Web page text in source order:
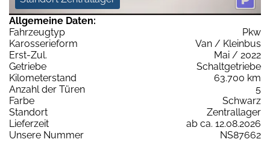
Allgemeine Daten:
Fahrzeugtyp
Pkw
Karosserieform
Van / Kleinbus
Erst-Zul.
Mai / 2022
Getriebe
Schaltgetriebe
Kilometerstand
63.700 km
Anzahl der Türen
5
Farbe
Schwarz
Standort
Zentrallager
Lieferzeit
ab ca. 12.08.2026
Unsere Nummer
NS87662